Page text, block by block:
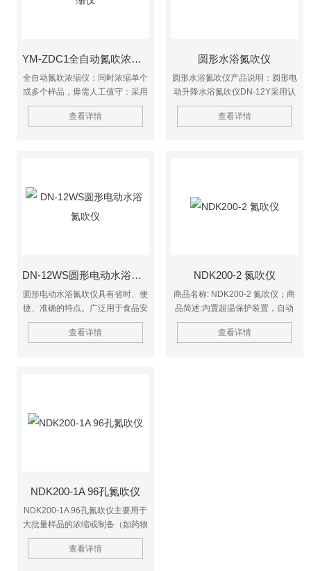
YM-ZDC1全自动氮吹浓缩仪
全自动氮吹浓缩仪：同时浓缩单个
或多个样品，毋需人工值守：采用
多个光学传感器监控每个样品的浓
缩过程，当蒸发浓缩至预设体积
查看详情
圆形水浴氮吹仪
圆形水浴氮吹仪产品说明：圆形电
动升降水浴氮吹仪DN-12Y采用认
可技术，利用吹扫捕集技术，同时
可对样品进行控温加热，通过氮气
领域。
查看详情
DN-12WS圆形电动水浴氮吹仪
圆形电动水浴氮吹仪具有省时、便
捷、准确的特点。广泛用于食品安
全、医药、农药残留检测、临床药
代等领域。
查看详情
NDK200-2 氮吹仪
商品名称: NDK200-2 氮吹仪；商
品简述:内置超温保护装置，自动
故障检测及报警功能
查看详情
NDK200-1A 96孔氮吹仪
NDK200-1A 96孔氮吹仪主要用于
大批量样品的浓缩或制备（如药物
筛选、激素分析、液相、及质谱分
析中的样品制备） 。
查看详情